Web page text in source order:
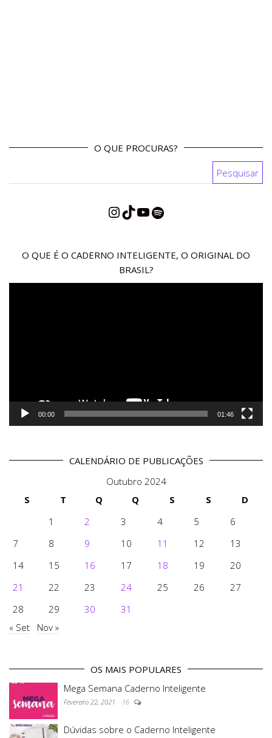
O QUE PROCURAS?
Instagram
TikTok
YouTube
Spotify
O QUE É O CADERNO INTELIGENTE, O ORIGINAL DO
BRASIL?
00:00 01:46
CALENDÁRIO DE PUBLICAÇÕES
Outubro 2024
S
T Q Q S S
D
1
2 3 4 5
6
7
8 9 10 11 12
13
14
15 16 17 18 19
20
21
22 23 24 25 26
27
28
29 30
31
« Set
Nov »
OS MAIS POPULARES
Mega Semana Caderno Inteligente
Fevereiro 22, 2021 16
Dúvidas sobre o Caderno Inteligente